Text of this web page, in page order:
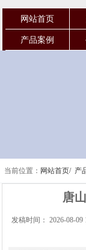
网站首页
产品案例
当前位置： 网站首页/ 产
唐
发稿时间： 2026-08-